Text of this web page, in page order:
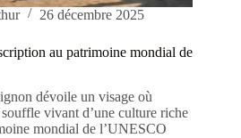
26 décembre 2025
au patrimoine mondial de
dévoile un visage où
vivant d’une culture riche
mondial de l’UNESCO